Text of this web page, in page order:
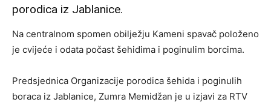
porodica iz Jablanice.
Na centralnom spomen obilježju Kameni spavač položeno
je cvijeće i odata počast šehidima i poginulim borcima.
Predsjednica Organizacije porodica šehida i poginulih
boraca iz Jablanice, Zumra Memidžan je u izjavi za RTV